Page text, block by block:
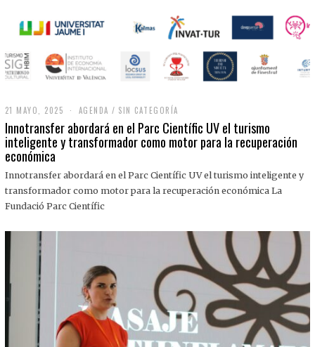
21 MAYO, 2025
M
A
Y
,
0
2
AGENDA / SIN CATEGORÍA
Innotransfer abordará en el Parc Científic UV el turismo
inteligente y transformador como motor para la recuperación
económica
Innotransfer abordará en el Parc Científic UV el turismo inteligente y
transformador como motor para la recuperación económica La
Fundació Parc Científic